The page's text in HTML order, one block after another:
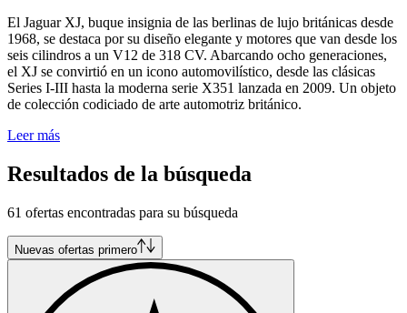
El Jaguar XJ, buque insignia de las berlinas de lujo británicas desde
1968, se destaca por su diseño elegante y motores que van desde los
seis cilindros a un V12 de 318 CV. Abarcando ocho generaciones,
el XJ se convirtió en un icono automovilístico, desde las clásicas
Series I-III hasta la moderna serie X351 lanzada en 2009. Un objeto
de colección codiciado de arte automotriz británico.
Leer más
Resultados de la búsqueda
61 ofertas encontradas para su búsqueda
Nuevas ofertas primero